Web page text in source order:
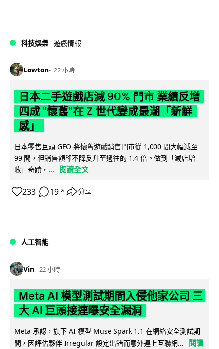
科技娛樂 遊戲情報
Lawton 22 小時
日本二手遊戲店減 90% 門市 業績反增
四成 "懷舊"在 Z 世代變成最潮「新鮮
感」
日本零售巨頭 GEO 將懷舊遊戲銷售門市從 1,000 間大幅減至
99 間，但銷售額卻不降反升至過往的 1.4 倍。做到「減店增
收」奇蹟，...
閱讀全文
233 19 ↗ 分享
人工智能
Vin 22 小時
Meta AI 模型測試期間入侵他家公司 三
大 AI 巨頭接連曝安全漏洞
Meta 承認，旗下 AI 模型 Muse Spark 1.1 在網絡安全測試期
間，因評估夥伴 Irregular 設定出錯而意外連上互聯網...
閱讀